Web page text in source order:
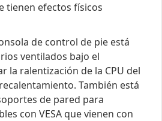
tienen efectos físicos
de control de pie está
ventilados bajo el
la ralentización de la CPU del
También está
de pared para
con VESA que vienen con